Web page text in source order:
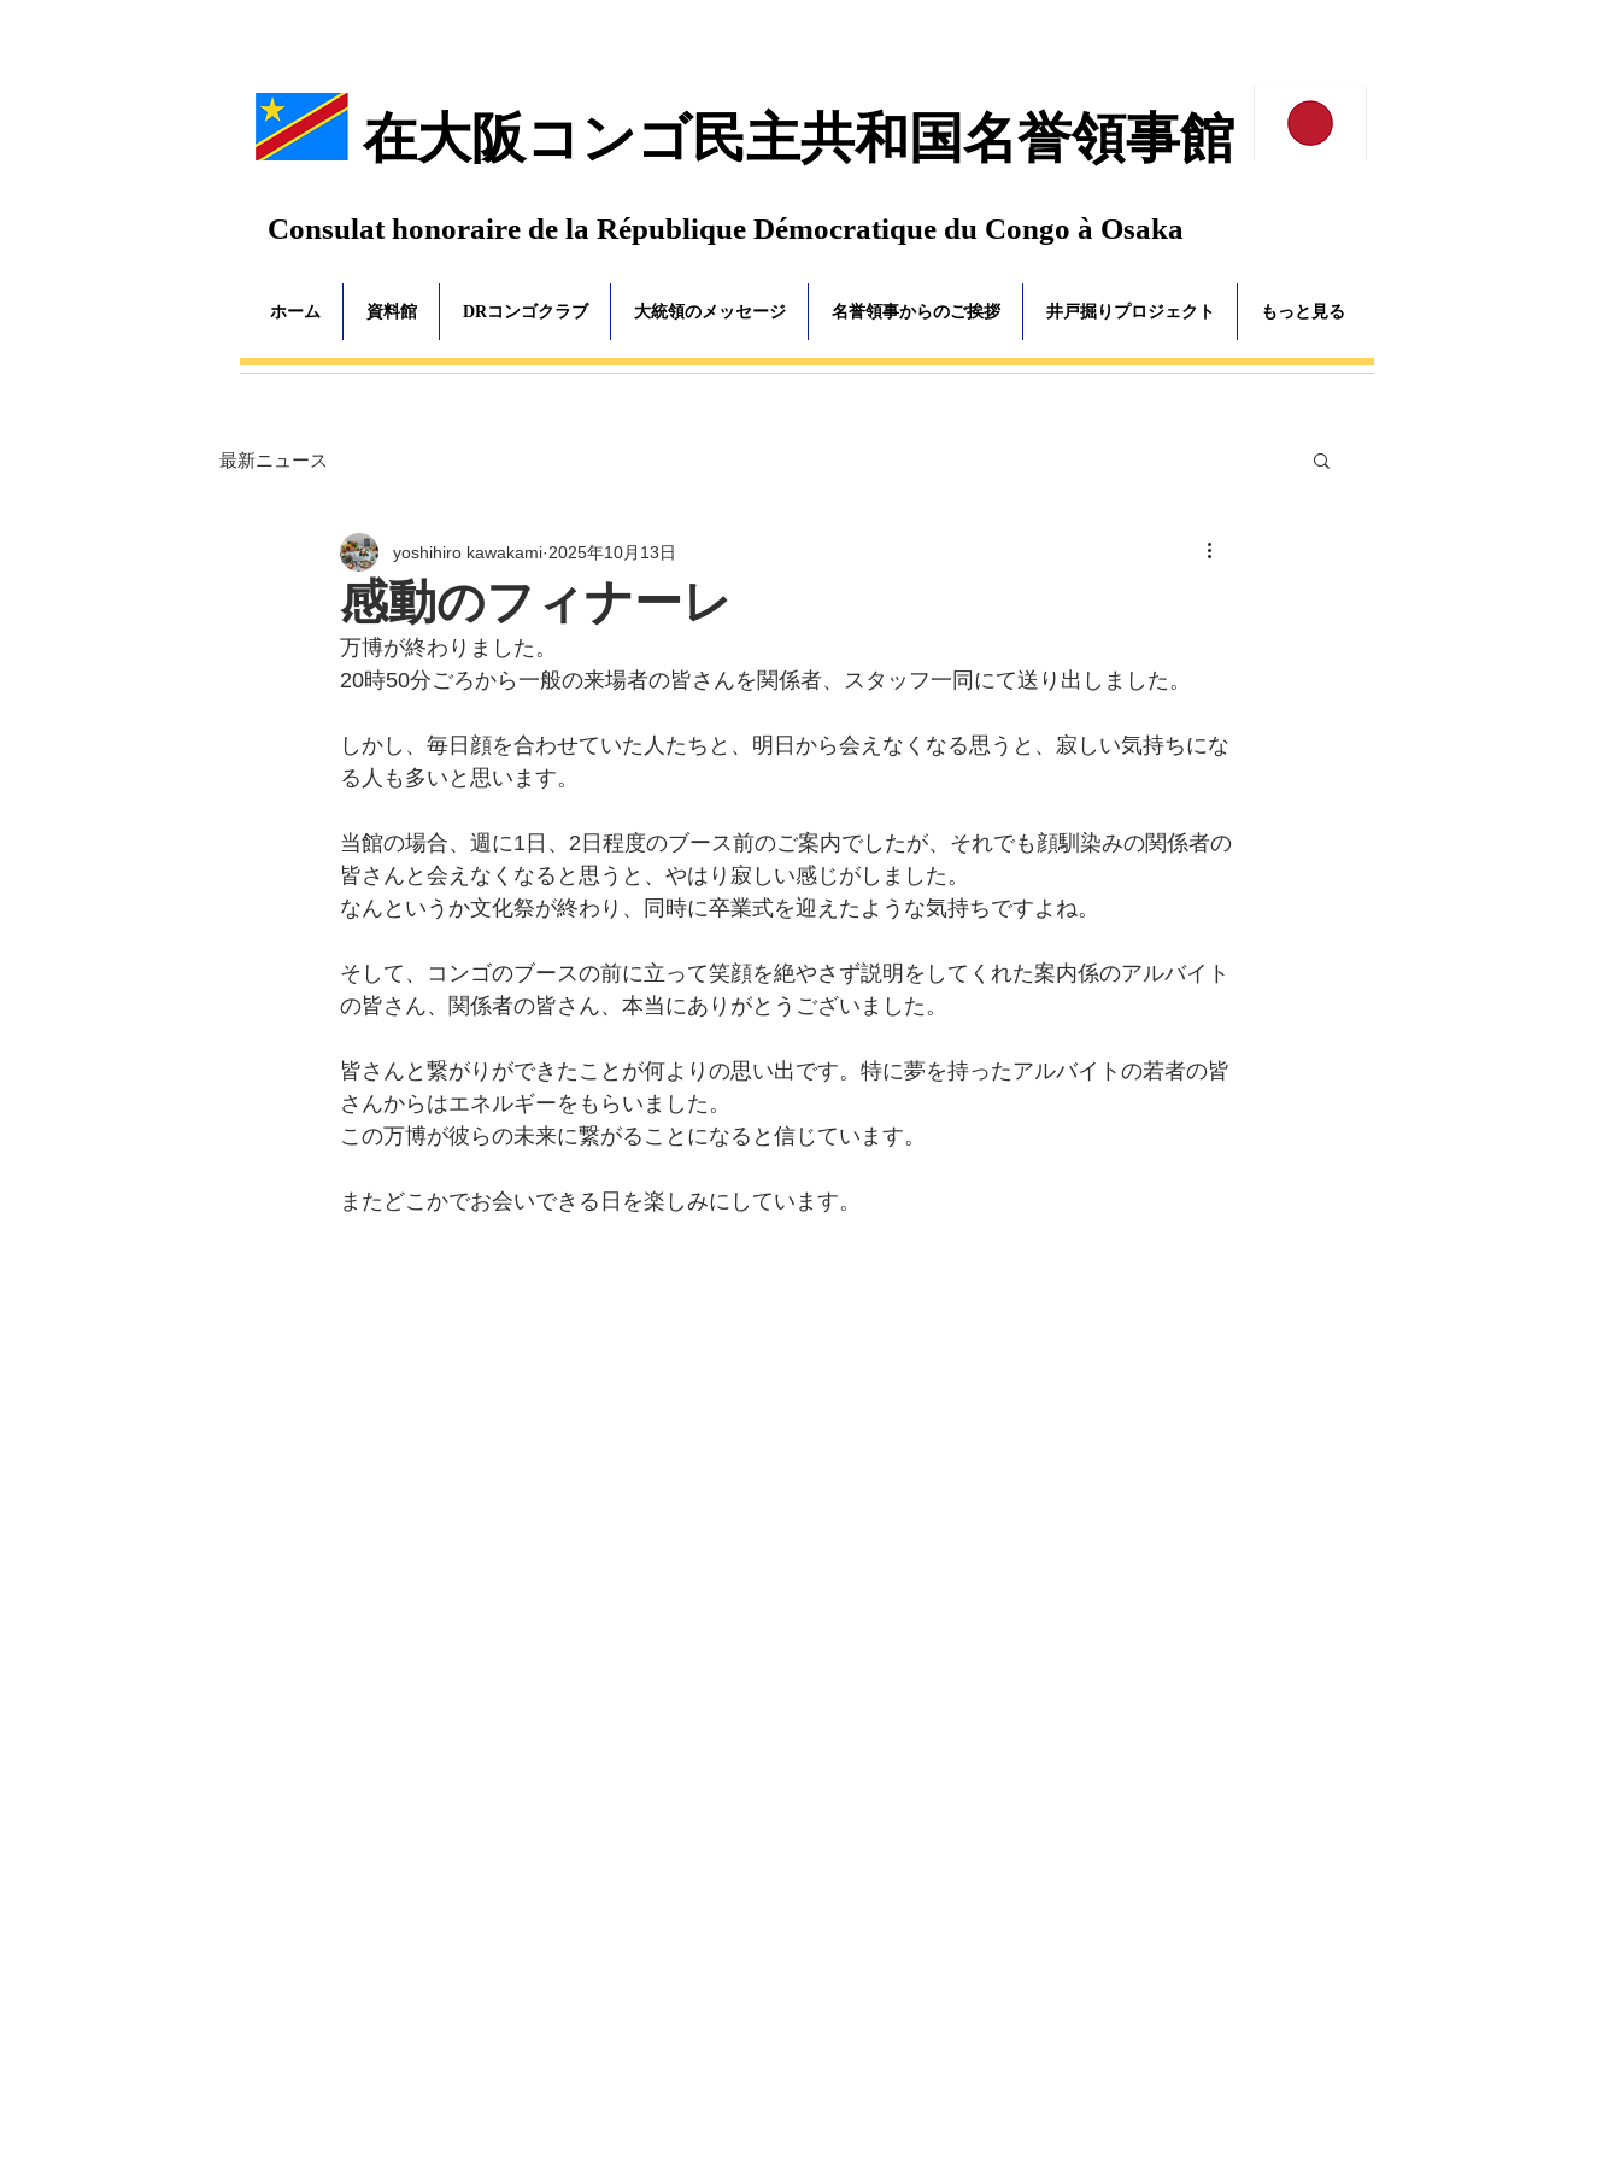
在大阪コンゴ民主共和国名誉領事館
Consulat honoraire de la République Démocratique du Congo à Osaka
ホーム 資料館 DRコンゴクラブ 大統領のメッセージ 名誉領事からのご挨拶 井戸掘りプロジェクト もっと見る
最新ニュース
感動のフィナーレ
yoshihiro kawakami 2025年10月13日
万博が終わりました。
20時50分ごろから一般の来場者の皆さんを関係者、スタッフ一同にて送り出しました。
しかし、毎日顔を合わせていた人たちと、明日から会えなくなる思うと、寂しい気持ちにな
る人も多いと思います。
当館の場合、週に1日、2日程度のブース前のご案内でしたが、それでも顔馴染みの関係者の
皆さんと会えなくなると思うと、やはり寂しい感じがしました。
なんというか文化祭が終わり、同時に卒業式を迎えたような気持ちですよね。
そして、コンゴのブースの前に立って笑顔を絶やさず説明をしてくれた案内係のアルバイト
の皆さん、関係者の皆さん、本当にありがとうございました。
皆さんと繋がりができたことが何よりの思い出です。特に夢を持ったアルバイトの若者の皆
さんからはエネルギーをもらいました。
この万博が彼らの未来に繋がることになると信じています。
またどこかでお会いできる日を楽しみにしています。